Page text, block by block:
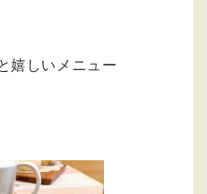
嬉しいメニュー